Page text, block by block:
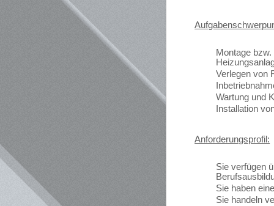
Montage
Verlegen von
Wartung und
Installation
Anforderungsprofil:
Sie verfügen
Sie haben
Sie handeln